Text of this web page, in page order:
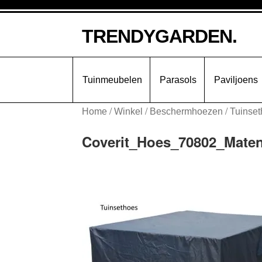
door
naar
naar
de
TRENDYGARDEN.
Tuinmeubelen Parasols Paviljoens
Home /Winkel / Beschermhoezen /